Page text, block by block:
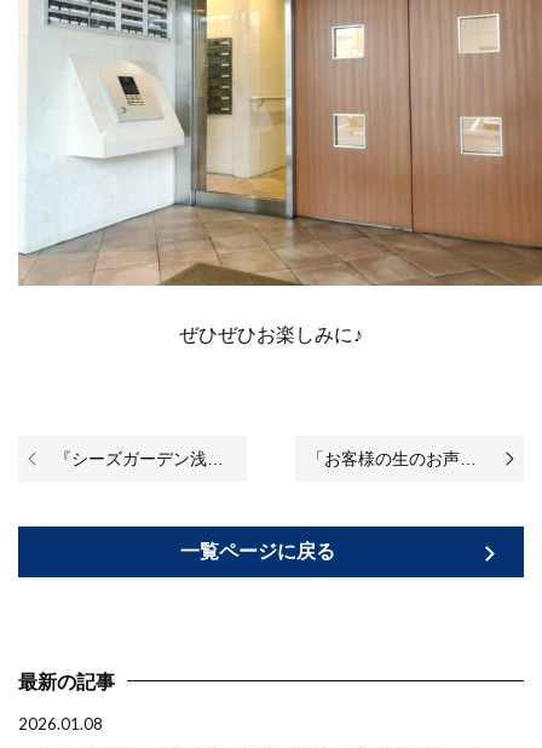
ぜひぜひお楽しみに♪
『シーズガーデン浅草』のリノベーションが始まりました♪
一覧ページに戻る
「お客様の生のお声！／ふじみ野市南台1丁目戸建 やりたかったことを叶えてくれる戸建を購入することが出来ました＊」を掲載致しました！（お客様からの評判・口コミ）
最新の記事
2026.01.08